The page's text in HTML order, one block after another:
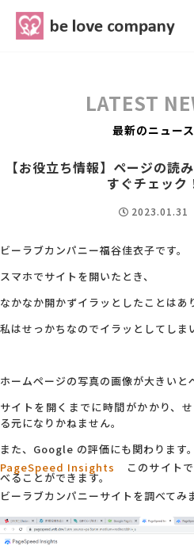
スタッフ紹介
最新ブログ
会社概要
採用情報
お問い合わせ
LATEST
最新のニュース
【お役立ち情報】ページの読
すぐチェック
2023.01.31
ビーラブカンパニー福谷佳衣子です。
スマホでサイトを開いたとき、
なかなか開かずイラッとしたことはあ
私はせっかちなのでイラッとしてしま
ホームページの写真の画像が大きいと
サイトを開くまでに時間がかかり、
る元になりかねません。
また、Google の評価にも関わります。
PageSpeed Insights
このサイト
べることができます。
ビーラブカンパニーサイトを調べてみ